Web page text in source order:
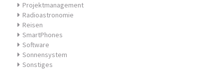
Projektmanagement
Radioastronomie
Reisen
SmartPhones
Software
Sonnensystem
Sonstiges